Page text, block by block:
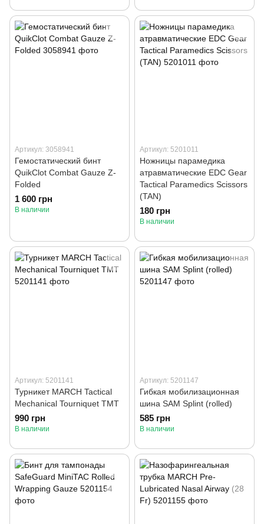
Артикул: 3058941
Гемостатический бинт
QuikClot Combat Gauze Z-
Folded
1 600 грн
В наличии
Артикул: 5201011
Ножницы парамедика
атравматические EDC Gear
Tactical Paramedics Scissors
(TAN)
180 грн
В наличии
Артикул: 5201141
Турникет MARCH Tactical
Mechanical Tourniquet TMT
990 грн
В наличии
Артикул: 5201147
Гибкая мобилизационная
шина SAM Splint (rolled)
585 грн
В наличии